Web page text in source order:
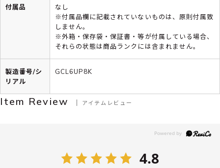
付属品
なし
※付属品欄に記載されていないものは、原則付属致
しません。
※外箱・保存袋・保証書・等が付属している場合、
それらの状態は商品ランクには含まれません。
製造番号/シ
リアル
GCL6UP8K
Item Review アイテムレビュー
4.8